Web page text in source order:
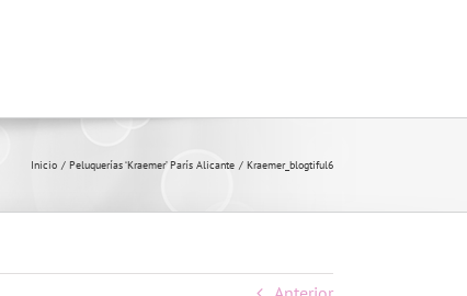
Inicio Peluquerías ‘Kraemer’ París Alicante Kraemer_blogtiful6